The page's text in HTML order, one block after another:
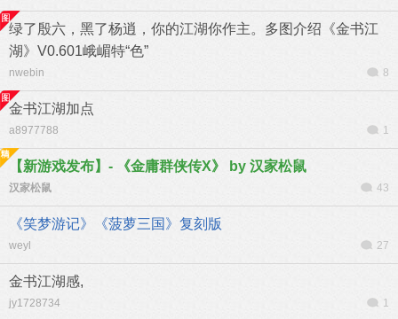
绿了殷六，黑了杨逍，你的江湖你作主。多图介绍《金书江
湖》V0.601峨嵋特“色”
nwebin 8
金书江湖加点
a8977788 1
【新游戏发布】- 《金庸群侠传X》 by 汉家松鼠
汉家松鼠 43
《笑梦游记》《菠萝三国》复刻版
weyl 27
金书江湖感,
jy1728734 1